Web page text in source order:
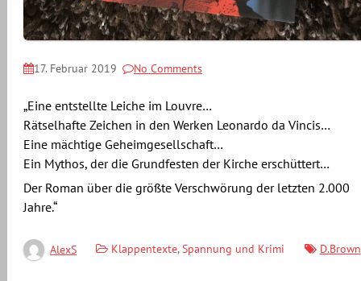
17. Februar 2019 No Comments
„Eine entstellte Leiche im Louvre…
Rätselhafte Zeichen in den Werken Leonardo da Vincis…
Eine mächtige Geheimgesellschaft…
Ein Mythos, der die Grundfesten der Kirche erschüttert…
Der Roman über die größte Verschwörung der letzten 2.000
Jahre.“
AlexS Klappentexte,Spannung und Krimi D.Brown